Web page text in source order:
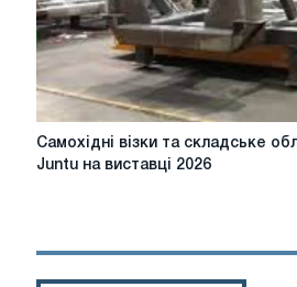
складі
Самохідні
візки
Компанії
Самохідні візки та складське
Juntu на виставці 2026